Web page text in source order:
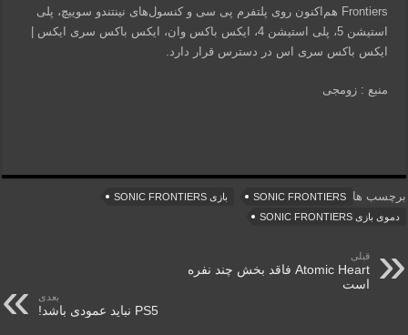
Frontiers هم‌اکنون روی پلتفرم پی سی و کنسول‌های نینتندو سوییچ، پلی
استیشن 5، پلی استیشن 4، ایکس باکس وان، ایکس باکس سری ایکس |
ایکس باکس سری اس در دسترس قرار دارد.
منبع : زومجی
برچسب ها SONIC FRONTIERS
بازی SONIC FRONTIERS
دموی بازی SONIC FRONTIERS
قبلی
Atomic Heart فاقد بخش چند نفره
است
بعدی
PS5 نباید عمودی باشد!